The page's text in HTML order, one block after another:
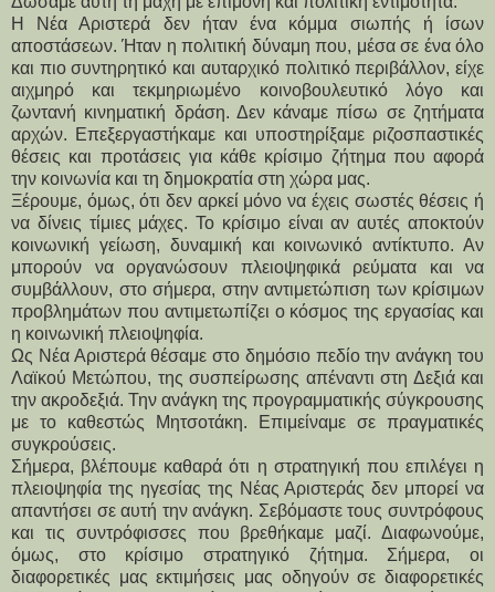
Η Νέα Αριστερά δεν ήταν ένα κόμμα σιωπής ή ίσων
αποστάσεων. Ήταν η πολιτική δύναμη που, μέσα σε ένα όλο
και πιο συντηρητικό και αυταρχικό πολιτικό περιβάλλον, είχε
αιχμηρό και τεκμηριωμένο κοινοβουλευτικό λόγο και
ζωντανή κινηματική δράση. Δεν κάναμε πίσω σε ζητήματα
αρχών. Επεξεργαστήκαμε και υποστηρίξαμε ριζοσπαστικές
θέσεις και προτάσεις για κάθε κρίσιμο ζήτημα που αφορά
την κοινωνία και τη δημοκρατία στη χώρα μας.
Ξέρουμε, όμως, ότι δεν αρκεί μόνο να έχεις σωστές θέσεις ή
να δίνεις τίμιες μάχες. Το κρίσιμο είναι αν αυτές αποκτούν
κοινωνική γείωση, δυναμική και κοινωνικό αντίκτυπο. Αν
μπορούν να οργανώσουν πλειοψηφικά ρεύματα και να
συμβάλλουν, στο σήμερα, στην αντιμετώπιση των κρίσιμων
προβλημάτων που αντιμετωπίζει ο κόσμος της εργασίας και
η κοινωνική πλειοψηφία.
Ως Νέα Αριστερά θέσαμε στο δημόσιο πεδίο την ανάγκη του
Λαϊκού Μετώπου, της συσπείρωσης απέναντι στη Δεξιά και
την ακροδεξιά. Την ανάγκη της προγραμματικής σύγκρουσης
με το καθεστώς Μητσοτάκη. Επιμείναμε σε πραγματικές
συγκρούσεις.
Σήμερα, βλέπουμε καθαρά ότι η στρατηγική που επιλέγει η
πλειοψηφία της ηγεσίας της Νέας Αριστεράς δεν μπορεί να
απαντήσει σε αυτή την ανάγκη. Σεβόμαστε τους συντρόφους
και τις συντρόφισσες που βρεθήκαμε μαζί. Διαφωνούμε,
όμως, στο κρίσιμο στρατηγικό ζήτημα. Σήμερα, οι
διαφορετικές μας εκτιμήσεις μας οδηγούν σε διαφορετικές